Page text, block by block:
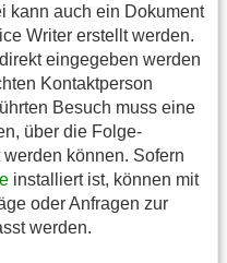
kann auch ein Dokument
Writer erstellt werden.
eingegeben werden
Kontaktperson
Besuch muss eine
über die Folge-
können. Sofern
installiert ist, können mit
oder Anfragen zur
werden.